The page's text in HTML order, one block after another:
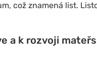
což znamená list.
a k rozvoji